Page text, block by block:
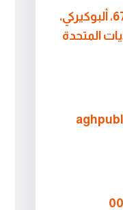
شارع ماونتن، الشقة 6768، ألبوكيركي،